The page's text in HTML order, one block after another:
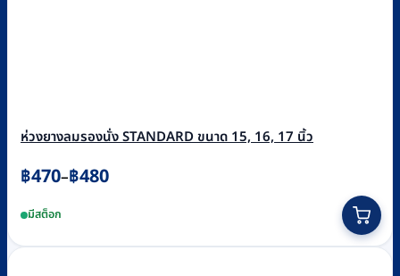
ห่วงยางลมรองนั่ง STANDARD ขนาด 15, 16, 17 นิ้ว
฿470–฿480
Price
฿470
through
มีสต็อก
product
has